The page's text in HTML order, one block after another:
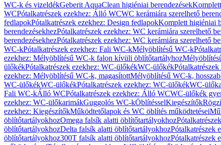
WC-k és vizeldékGeberit AquaClean higiéniai berendezések
WCPótalkatrészek ezekhez: Álló WCWC kerámiára szerelhető
fedlapokPótalkatrészek ezekhez: Design fedlapokKomplett higiéniai
berendezésekhezPótalkatrészek ezekhez: WC kerámiára szerelhető
berendezésekhezPótalkatrészek ezekhez: WC kerámiára szerelhető
WC-kPótalkatrészek ezekhez: Fali WC-kMélyöblítésű WC-k
ezekhez: Mélyöblítésű WC-k falon kívüli öblítőtartályhoz
ülőkékPótalkatrészek ezekhez: WC-ülőkékWC-ülőkék
ezekhez: Mélyöblítésű WC-k, magasítottMélyöblítésű WC-k,
WC-ülőkékWC-ülőkékPótalkatrészek ezekhez: WC-ülőkékWC-
Fali WC-kÁlló WCPótalkatrészek ezekhez: Álló WCWC-ülőkék
ezekhez: WC-ülőkarimákGuggolós WC-kÖblítésselKiegészítők
ezekhez: KiegészítőkMűködtetőlapok és WC öblítés működtetései
öblítőtartályokhozOmega falsík alatti öblítőtartályokhoz
öblítőtartályokhozDelta falsík alatti öblítőtartályokhozPótalkatrészek
öblítőtartályokhoz300T falsík alatti öblítőtartályokhozPótalkatrészek